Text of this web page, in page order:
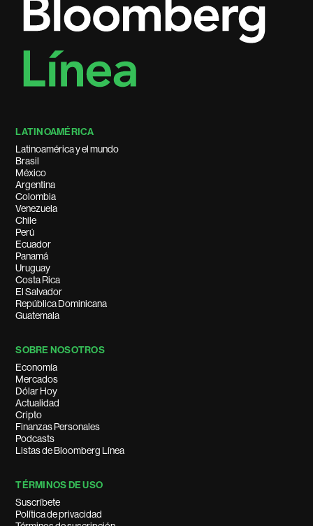
LATINOAMÉRICA
Latinoamérica y el mundo
Brasil
México
Argentina
Colombia
Venezuela
Chile
Perú
Ecuador
Panamá
Uruguay
Costa Rica
El Salvador
República Dominicana
Guatemala
SOBRE NOSOTROS
Economía
Mercados
Dólar Hoy
Actualidad
Cripto
Finanzas Personales
Podcasts
Listas de Bloomberg Línea
TÉRMINOS DE USO
Suscríbete
Política de privacidad